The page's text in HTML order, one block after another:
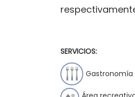
SERVICIOS:
Gastronomía